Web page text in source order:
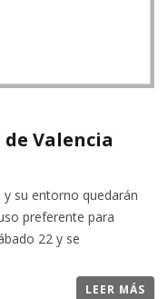
Valencia
y su entorno quedarán
preferente para
22 y se
LEER MÁS